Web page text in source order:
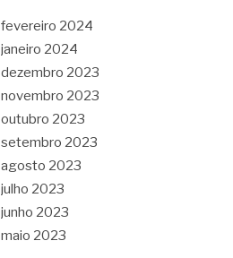
fevereiro 2024
janeiro 2024
dezembro 2023
novembro 2023
outubro 2023
setembro 2023
agosto 2023
julho 2023
junho 2023
maio 2023